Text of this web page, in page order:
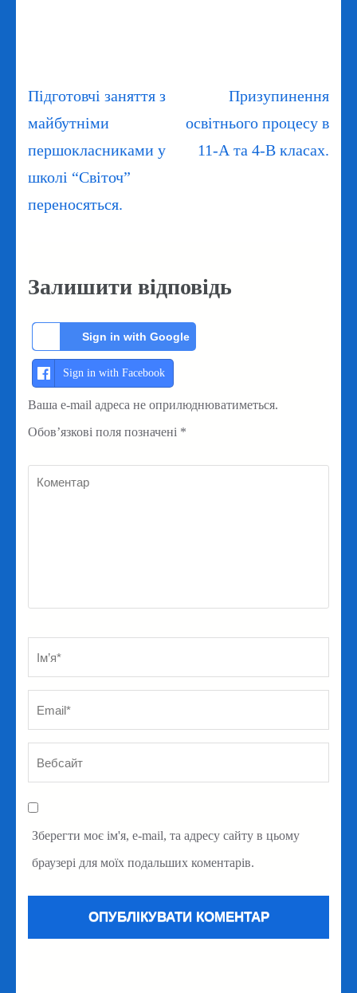
Навігація
записів
Підготовчі заняття з
майбутніми
першокласниками у
школі “Світоч”
переносяться.
Призупинення
освітнього процесу в
11-А та 4-В класах.
Залишити відповідь
Sign in with Google
Sign in with Facebook
Ваша e-mail адреса не оприлюднюватиметься.
Обов’язкові поля позначені *
Коментар
Зберегти моє ім'я, e-mail, та адресу сайту в цьому
браузері для моїх подальших коментарів.